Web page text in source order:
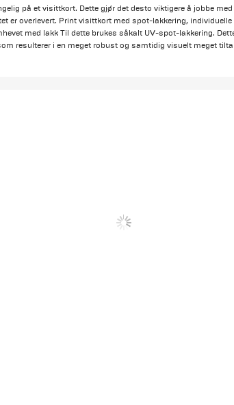
på et visittkort. Dette gjør det desto viktigere å jobbe
er overlevert. Print visittkort med spot-lakkering, individuelle
med lakk Til dette brukes såkalt UV-spot-lakkering.
resulterer i en meget robust og samtidig visuelt meget